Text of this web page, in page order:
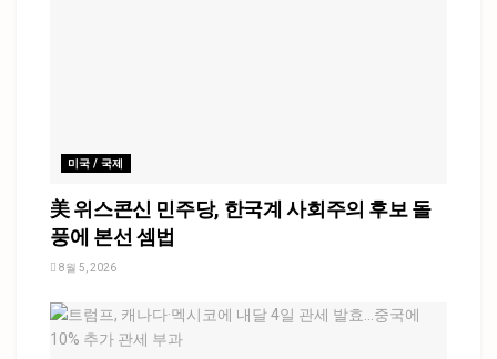
미국 / 국제
美 위스콘신 민주당, 한국계 사회주의 후보 돌
풍에 본선 셈법
8월 5, 2026